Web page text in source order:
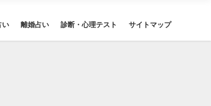
い 離婚占い 診断・心理テスト サイトマップ